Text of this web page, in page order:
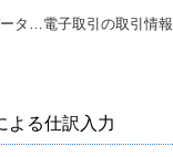
タ…電子取引の取引情
よる仕訳入力